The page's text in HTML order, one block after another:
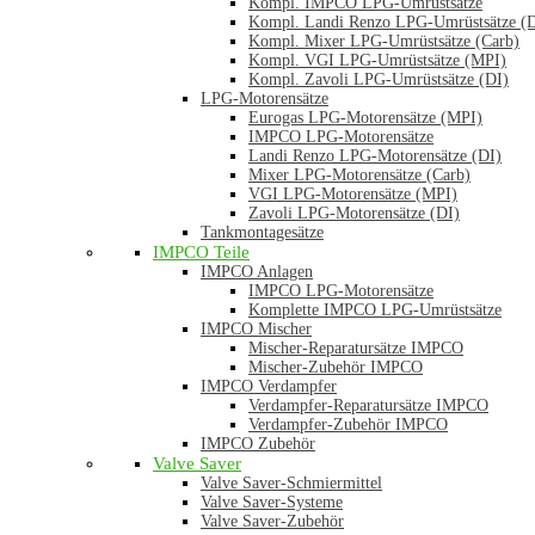
Kompl. Landi Renzo LPG-Umrüstsätze
Kompl. Mixer LPG-Umrüstsätze (Carb)
Kompl. VGI LPG-Umrüstsätze (MPI)
Kompl. Zavoli LPG-Umrüstsätze (DI)
LPG-Motorensätze
Eurogas LPG-Motorensätze (MPI)
IMPCO LPG-Motorensätze
Landi Renzo LPG-Motorensätze (DI)
Mixer LPG-Motorensätze (Carb)
VGI LPG-Motorensätze (MPI)
Zavoli LPG-Motorensätze (DI)
Tankmontagesätze
IMPCO Teile
IMPCO Anlagen
IMPCO LPG-Motorensätze
Komplette IMPCO LPG-Umrüstsätze
IMPCO Mischer
Mischer-Reparatursätze IMPCO
Mischer-Zubehör IMPCO
IMPCO Verdampfer
Verdampfer-Reparatursätze IMPCO
Verdampfer-Zubehör IMPCO
IMPCO Zubehör
Valve Saver
Valve Saver-Schmiermittel
Valve Saver-Systeme
Valve Saver-Zubehör